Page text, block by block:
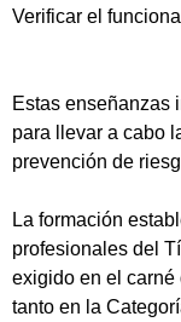
Verificar el
Estas enseñanzas
para llevar a cabo
prevención de
La formación
profesionales del
exigido en el carné
tanto en la